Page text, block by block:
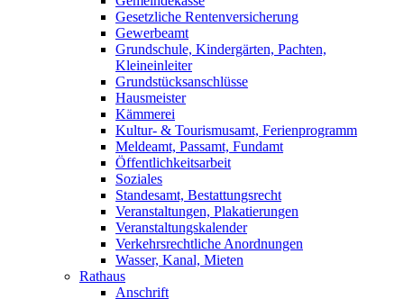
Gesetzliche Rentenversicherung
Gewerbeamt
Grundschule, Kindergärten, Pachten,
Kleineinleiter
Grundstücksanschlüsse
Hausmeister
Kämmerei
Kultur- & Tourismusamt, Ferienprogramm
Meldeamt, Passamt, Fundamt
Öffentlichkeitsarbeit
Soziales
Standesamt, Bestattungsrecht
Veranstaltungen, Plakatierungen
Veranstaltungskalender
Verkehrsrechtliche Anordnungen
Wasser, Kanal, Mieten
Rathaus
Anschrift